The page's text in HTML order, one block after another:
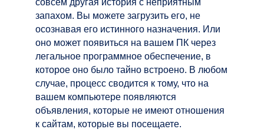
запахом. Вы можете загрузить его, не
осознавая его истинного назначения. Или
оно может появиться на вашем ПК через
легальное программное обеспечение, в
которое оно было тайно встроено. В любом
случае, процесс сводится к тому, что на
вашем компьютере появляются
объявления, которые не имеют отношения
к сайтам, которые вы посещаете.